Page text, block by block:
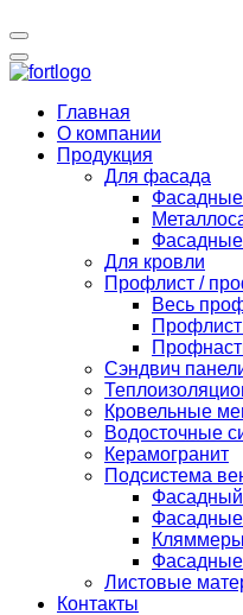
Главная
О компании
Продукция
Для фасада
Фасадные
Для кровли
Профлист /
Весь
Сэндвич
Кровельные
Водосточные
Керамогранит
Подсистема
Листовые
Контакты